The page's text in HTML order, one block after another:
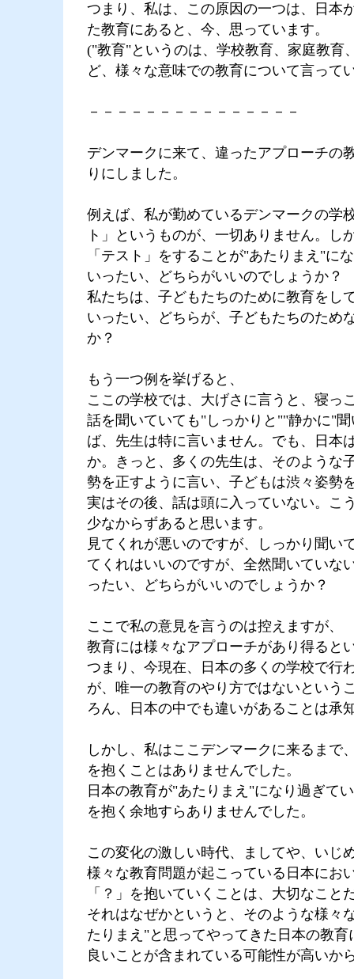
つまり、私は、この原因の一つは、日本
た教育にあると、今、思っています。
("教育"というのは、学校教育、家庭教育
ど、様々な意味での教育について言って
－－－－－－－－－－－－－－－
デンマークに来て、違ったアプローチの
りにしました。
例えば、私が勤めているデンマークの学
ト」というものが、一切ありません。し
「テスト」をすることが"あたりまえ"に
いったい、どちらがいいのでしょうか？
私たちは、子どもたちのために教育をし
いったい、どちらが、子どもたちのため
か？
もう一つ例を挙げると、
ここの学校では、大げさに言うと、寝っ
話を聞いていても"しっかりと""静かに"
ば、先生は特に言いません。でも、日本
か。きっと、多くの先生は、そのような
勢を正すように言い、子どもは渋々姿勢
実はその後、話は頭に入っていない。こ
少なからずあると思います。
見てくれが悪いのですが、しっかり聞い
てくれはいいのですが、全然聞いていな
ったい、どちらがいいのでしょうか？
ここで私の意見を言うのは控えますが、
教育には様々なアプローチがあり得ると
つまり、今現在、日本の多くの学校で行
が、唯一の教育のやり方ではないという
ろん、日本の中でも違いがあることは承
しかし、私はここデンマークに来るまで
を抱くことはありませんでした。
日本の教育が"あたりまえ"になり過ぎて
を抱く余地すらありませんでした。
この変化の激しい時代、ましてや、いじ
様々な教育問題が起こっている日本にお
「？」を抱いていくことは、大切なこと
それはなぜかというと、そのような様々
たりまえ"と思ってやってきた日本の教育
良いことが含まれている可能性が高いか